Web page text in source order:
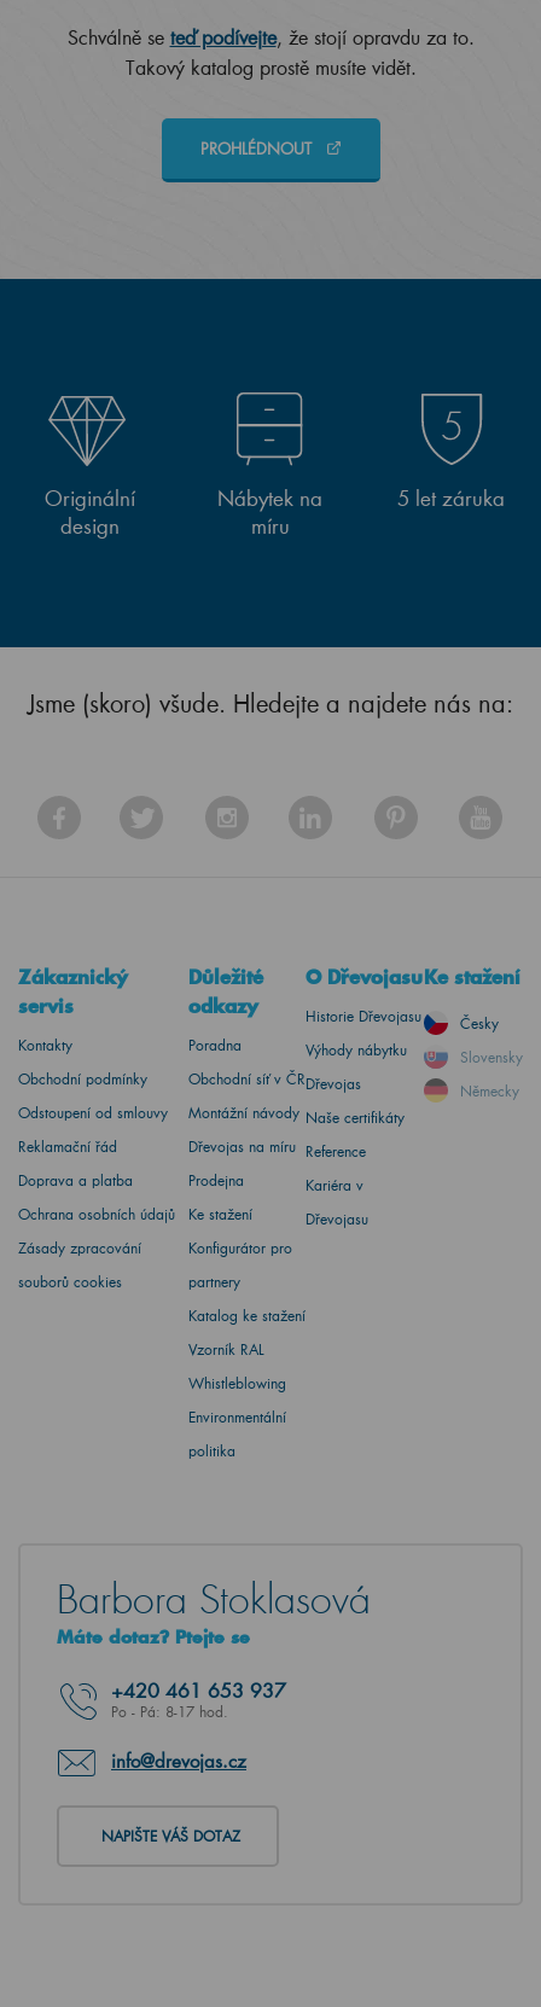
Schválně se teď podívejte, že stojí opravdu za to.
Takový katalog prostě musíte vidět.
PROHLÉDNOUT
Originální
design
Nábytek na
míru
5 let záruka
Jsme (skoro) všude. Hledejte a najdete nás na:
Zákaznický
servis
Kontakty
Obchodní podmínky
Odstoupení od smlouvy
Reklamační řád
Doprava a platba
Ochrana osobních údajů
Zásady zpracování
souborů cookies
Důležité
odkazy
Poradna
Obchodní síť v ČR
Montážní návody
Dřevojas na míru
Prodejna
Ke stažení
Konfigurátor pro
partnery
Katalog ke stažení
Vzorník RAL
Whistleblowing
Environmentální
politika
O Dřevojasu
Historie Dřevojasu
Výhody nábytku
Dřevojas
Naše certifikáty
Reference
Kariéra v
Dřevojasu
Ke stažení
Česky
Slovensky
Německy
Barbora Stoklasová
Máte dotaz? Ptejte se
+420 461 653 937
Po - Pá: 8-17 hod.
info@drevojas.cz
NAPIŠTE VÁŠ DOTAZ